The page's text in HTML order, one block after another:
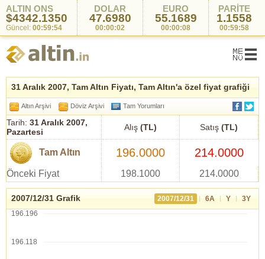
ALTIN ONS
$4342.1350
Güncel: 00:59:54
DOLAR
47.6980
00:00:02
EURO
55.1689
00:00:08
PARİTE
1.1558
00:59:58
31 Aralık 2007, Tam Altın Fiyatı, Tam Altın'a özel fiyat grafiği
Altın Arşivi Döviz Arşivi Tam Yorumları
Tarih: 31 Aralık 2007,
Pazartesi
Alış (TL) Satış (TL)
Tam Altın 196.0000 214.0000
Önceki Fiyat 198.1000 214.0000
2007/12/31 Grafik 2007/12/31 | 6A | Y |
3Y
196.196
196.118